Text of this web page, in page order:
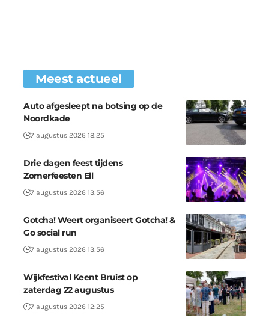
Meest actueel
Auto afgesleept na botsing op de
Noordkade
7 augustus 2026 18:25
Drie dagen feest tijdens
Zomerfeesten Ell
7 augustus 2026 13:56
Gotcha! Weert organiseert Gotcha! &
Go social run
7 augustus 2026 13:56
Wijkfestival Keent Bruist op
zaterdag 22 augustus
7 augustus 2026 12:25